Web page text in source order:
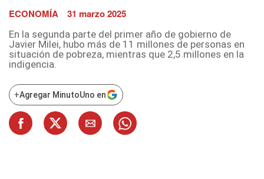
ECONOMÍA 31 marzo 2025
En la segunda parte del primer año de gobierno de
Javier Milei, hubo más de 11 millones de personas en
situación de pobreza, mientras que 2,5 millones en la
indigencia.
+Agregar MinutoUno en